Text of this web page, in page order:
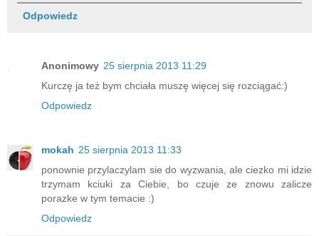
Odpowiedz
Anonimowy 25 sierpnia 2013 11:29
Kurczę ja też bym chciała muszę więcej się rozciągać:)
Odpowiedz
mokah 25 sierpnia 2013 11:33
ponownie przylaczylam sie do wyzwania, ale ciezko mi idzie
trzymam kciuki za Ciebie, bo czuje ze znowu zalicze
porazke w tym temacie :)
Odpowiedz